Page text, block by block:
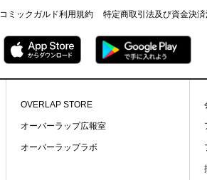
コミックガルド利用規約 特定商取引法及び資金決
OVERLAP STORE
オーバーラップ広報室
オーバーラップラボ